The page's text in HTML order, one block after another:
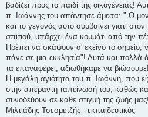
βαδίζει προς το παιδί της οικογένειας!
π. Ιωάννης του απάντησε άμεσα: " Ο
και το γεγονός αυτό συμβαίνει γιατί
σπιτιού, υπάρχει ένα κομμάτι από την
Πρέπει να σκάψουν σ' εκείνο το σημείο,
πάνε σε μια εκκλησία"! Αυτά και
τα επαναφέρει, αξιωθήκαμε να
Η μεγάλη αγιότητα του π. Ιωάννη, που
στην απέραντη ταπείνωσή του, καθώς
συνοδεύουν σε κάθε στιγμή της ζωής
Μιλτιάδης Τσεσμετζής - εκπαιδευτικός